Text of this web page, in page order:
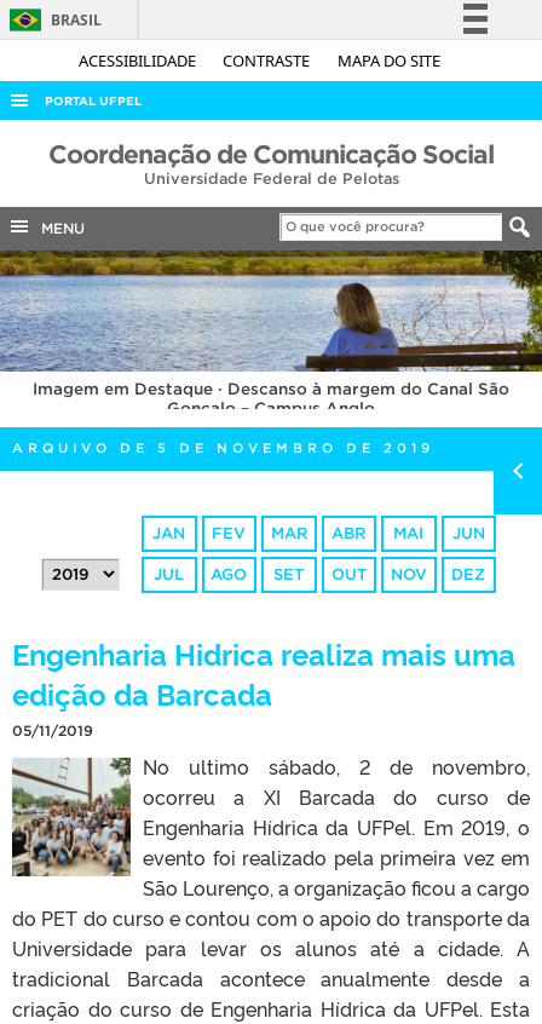
ACESSIBILIDADE CONTRASTE MAPA DO SITE
BRASIL
Simplifique!
Acesso à informação
Legislação
Canais
PORTAL UFPEL
ACESSO À INFORMAÇÃO
COBALTO
CONCURSOS
EDITAIS
INTERNACIONAL
OUVIDORIA
PORTARIAS
TELEFONES
Coordenação de Comunicação Social
Universidade Federal de Pelotas
MENU
Imagem em Destaque · Descanso à margem do Canal São
Gonçalo – Campus Anglo
ARQUIVO DE 5 DE NOVEMBRO DE 2019
JAN FEV MAR ABR MAI JUN
JUL AGO SET OUT NOV DEZ
Engenharia Hidrica realiza mais uma
edição da Barcada
05/11/2019
No ultimo sábado, 2 de novembro,
ocorreu a XI Barcada do curso de
Engenharia Hídrica da UFPel. Em 2019, o
evento foi realizado pela primeira vez em
São Lourenço, a organização ficou a cargo
do PET do curso e contou com o apoio do transporte da
Universidade para levar os alunos até a cidade. A
tradicional Barcada acontece anualmente desde a
criação do curso de Engenharia Hídrica da UFPel. Esta